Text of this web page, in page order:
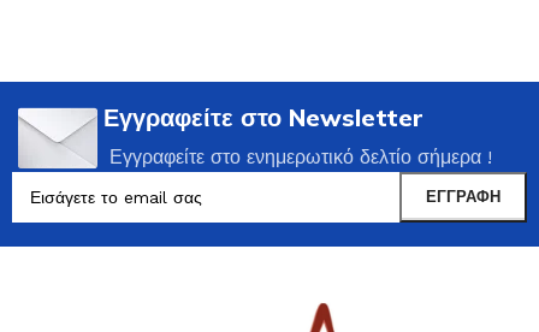
Εγγραφείτε στο Newsletter
Εγγραφείτε στο ενημερωτικό δελτίο σήμερα !